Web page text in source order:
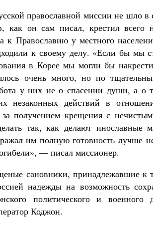
православной миссии не шло
как он сам писал, крестил всего
к Православию у местного
к своему делу. «Если бы мы
в Корее мы могли бы
очень много, но по
у них не о спасении души, а о
незаконных действий в
получением крещения с
так, как делают инославные
им полную готовность лучше
— писал миссионер.
сановники, принадлежавшие к
надежды на возможность
политического и
Коджон.